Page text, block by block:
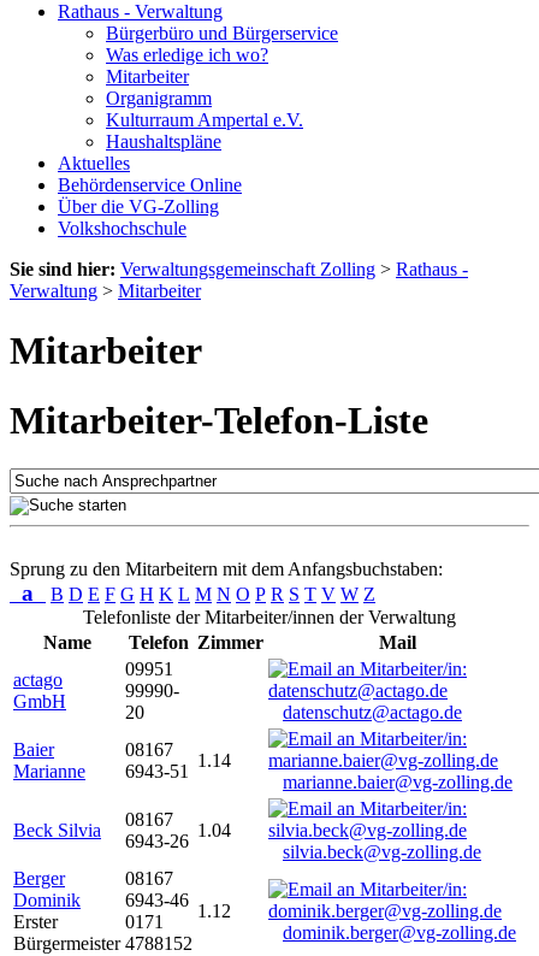
Rathaus - Verwaltung
Bürgerbüro und Bürgerservice
Was erledige ich wo?
Mitarbeiter
Organigramm
Kulturraum Ampertal e.V.
Haushaltspläne
Aktuelles
Behördenservice Online
Über die VG-Zolling
Volkshochschule
Sie sind hier: Verwaltungsgemeinschaft Zolling > Rathaus -
Verwaltung > Mitarbeiter
Mitarbeiter
Mitarbeiter-Telefon-Liste
Sprung zu den Mitarbeitern mit dem Anfangsbuchstaben:
a B D E F G H K L M N O P R S T V W Z
Telefonliste der Mitarbeiter/innen der Verwaltung
Name
Telefon Zimmer
Mail
actago
GmbH
09951
99990-
20
datenschutz@actago.de
Baier
Marianne
08167
6943-51
1.14
marianne.baier@vg-zolling.de
Beck Silvia
08167
6943-26
1.04
silvia.beck@vg-zolling.de
Berger
Dominik
Erster
Bürgermeister
08167
6943-46
0171
4788152
1.12
dominik.berger@vg-zolling.de